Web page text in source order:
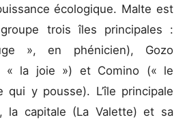
écologique. Malte est
trois îles principales :
», en phénicien), Gozo
« la joie ») et Comino (« le
qui y pousse). L’île principale
la capitale (La Valette) et sa